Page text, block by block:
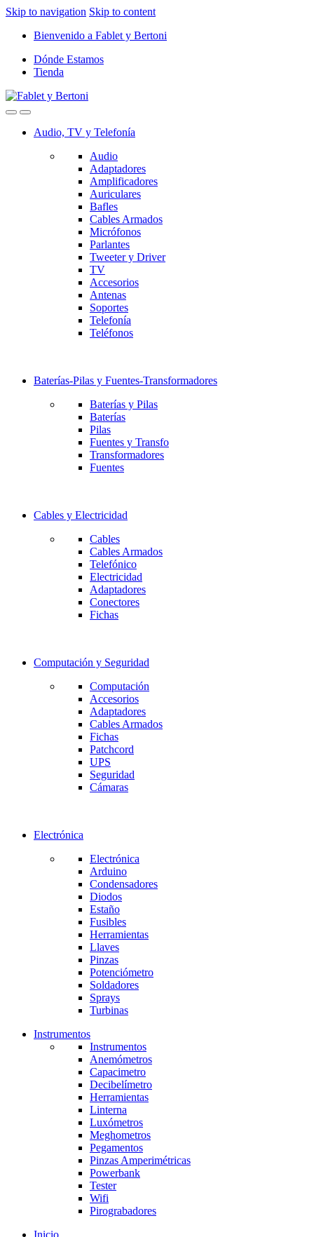
Skip to navigation Skip to content
Bienvenido a Fablet y Bertoni
Dónde Estamos
Tienda
Audio, TV y Telefonía
Audio
Adaptadores
Amplificadores
Auriculares
Bafles
Cables Armados
Micrófonos
Parlantes
Tweeter y Driver
TV
Accesorios
Antenas
Soportes
Telefonía
Teléfonos
Baterías-Pilas y Fuentes-Transformadores
Baterías y Pilas
Baterías
Pilas
Fuentes y Transfo
Transformadores
Fuentes
Cables y Electricidad
Cables
Cables Armados
Telefónico
Electricidad
Adaptadores
Conectores
Fichas
Computación y Seguridad
Computación
Accesorios
Adaptadores
Cables Armados
Fichas
Patchcord
UPS
Seguridad
Cámaras
Electrónica
Electrónica
Arduino
Condensadores
Diodos
Estaño
Fusibles
Herramientas
Llaves
Pinzas
Potenciómetro
Soldadores
Sprays
Turbinas
Instrumentos
Instrumentos
Anemómetros
Capacimetro
Decibelímetro
Herramientas
Linterna
Luxómetros
Meghometros
Pegamentos
Pinzas Amperimétricas
Powerbank
Tester
Wifi
Pirograbadores
Inicio